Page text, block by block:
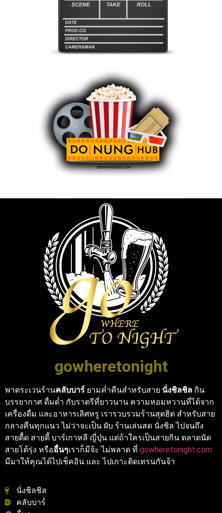
gowheretonight
พาตระเวนร้านคลับบาร์ ยามค่ำคืนสำหรับสาย นั่งชิลชิล กิน
บรรยากาศ ดื่มด่ำ กับราตรีที่ยาวนาน ความหอมหวานที่ได้จาก
เครื่องดื่ม และอาหารเลิศหรู เรารวบรวมร้านสุดฮิต สำหรับสาย
กลางคืนทุกแนว ไม่ว่าจะเป็น ผับ ร้านเล่นสด นั่งชิล ไปจนถึง
สายตื้ด สายตี้ บาร์เกาหลี ญี่ปุ่น แต่ถ้าใครเป็นสายกิน ตลาดนัด
สายโต้รุ่ง หรืออื่นๆเราก็มีจ้ะ ไม่พลาด ที่ gowheretonight.com
มีมาให้คุณได้ไปเช็คอิน และ ไปเกาะติดเทรนกันจ้า
นั่งชิลชิล
คลับบาร์